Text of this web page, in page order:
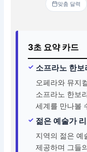
맞춤 달력
3초 요약 카드
소프라노 한보
오페라와 뮤지
소프라노 한보
세계를 만나볼
젊은 예술가
지역의 젊은 예
제공하며 그들